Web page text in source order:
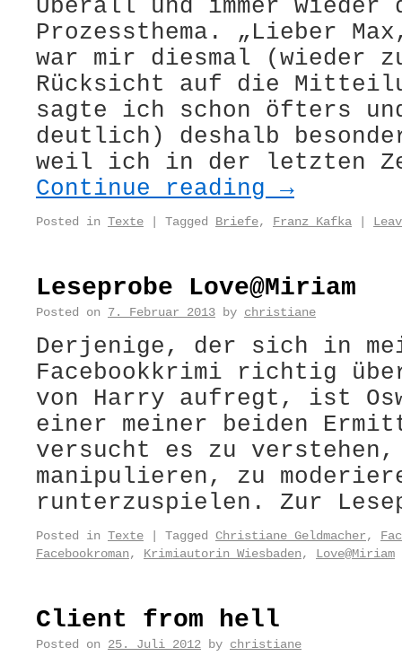
Überall und immer wieder
Prozessthema. „Lieber
war mir diesmal (wieder
Rücksicht auf die
sagte ich schon öfters
deutlich) deshalb
weil ich in der letzten
Continue reading →
Posted in Texte Tagged Briefe, Franz Kafka
Leseprobe Love@Miriam
Posted on 7. Februar 2013 by christiane
Derjenige, der sich in
Facebookkrimi richtig
von Harry aufregt, ist
einer meiner beiden
versucht es zu verstehen,
manipulieren, zu
runterzuspielen. Zur
Posted in Texte Tagged Christiane Geldmacher,
Facebookroman, Krimiautorin Wiesbaden, Love@Miriam
Client from hell
Posted on 25. Juli 2012 by christiane